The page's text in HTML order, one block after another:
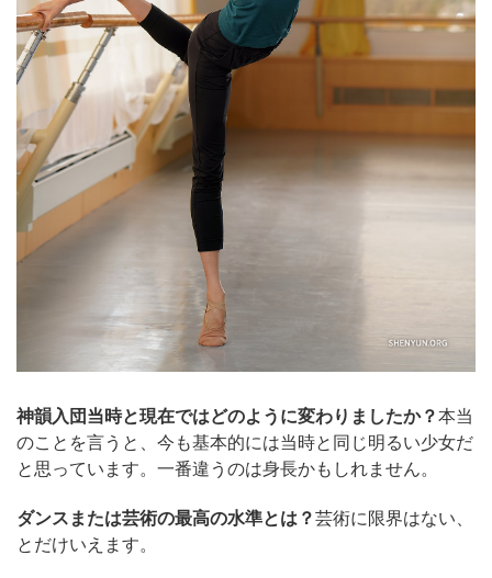
神韻入団当時と現在ではどのように変わりましたか？本当
のことを言うと、今も基本的には当時と同じ明るい少女だ
と思っています。一番違うのは身長かもしれません。
ダンスまたは芸術の最高の水準とは？芸術に限界はない、
とだけいえます。